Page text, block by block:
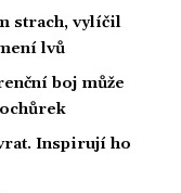
strach, vylíčil
lvů
boj může
Inspirují ho